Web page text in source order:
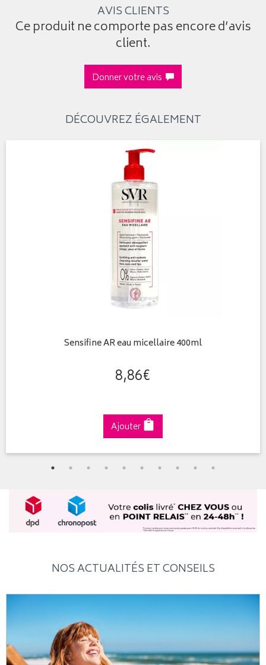
AVIS CLIENTS
Ce produit ne comporte pas encore d’avis
client.
Donner votre avis
DÉCOUVREZ ÉGALEMENT
Sensifine AR eau micellaire 400ml
8,86€
Ajouter
NOS ACTUALITÉS ET CONSEILS